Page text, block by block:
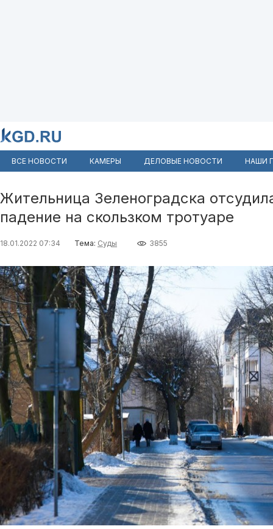
ВСЕ НОВОСТИ КАМЕРЫ ДЕЛОВЫЕ НОВОСТИ НАШИ
Жительница Зеленоградска
падение на скользком тротуаре
18.01.2022 07:34 Тема: Суды 3855